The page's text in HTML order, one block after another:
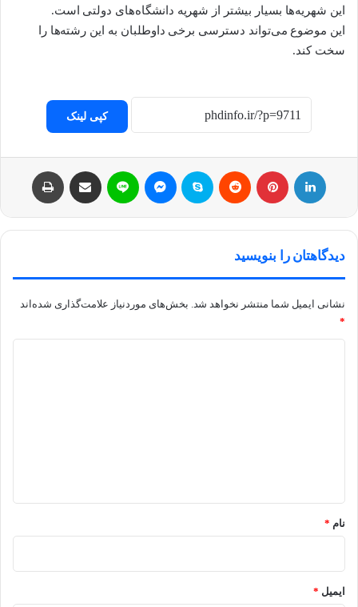
این شهریه‌ها بسیار بیشتر از شهریه دانشگاه‌های دولتی است.
این موضوع می‌تواند دسترسی برخی داوطلبان به این رشته‌ها را
سخت کند.
کپی لینک
دیدگاهتان را بنویسید
نشانی ایمیل شما منتشر نخواهد شد. بخش‌های موردنیاز علامت‌گذاری شده‌اند
*
نام *
ایمیل *